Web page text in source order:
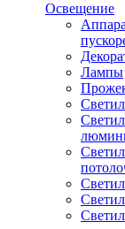
Освещение
Лампы